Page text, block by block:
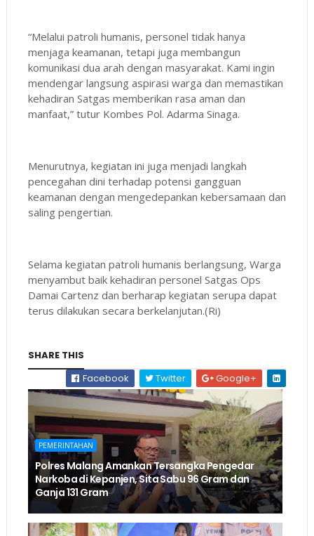
“Melalui patroli humanis, personel tidak hanya
menjaga keamanan, tetapi juga membangun
komunikasi dua arah dengan masyarakat. Kami ingin
mendengar langsung aspirasi warga dan memastikan
kehadiran Satgas memberikan rasa aman dan
manfaat,” tutur Kombes Pol. Adarma Sinaga.
Menurutnya, kegiatan ini juga menjadi langkah
pencegahan dini terhadap potensi gangguan
keamanan dengan mengedepankan kebersamaan dan
saling pengertian.
Selama kegiatan patroli humanis berlangsung, Warga
menyambut baik kehadiran personel Satgas Ops
Damai Cartenz dan berharap kegiatan serupa dapat
terus dilakukan secara berkelanjutan.(Ri)
SHARE THIS
Facebook
Twitter Google+
PEMERINTAHAN
Polres Malang Amankan Tersangka Pengedar
Narkoba di Kepanjen, Sita Sabu 96 Gram dan
Ganja 131 Gram